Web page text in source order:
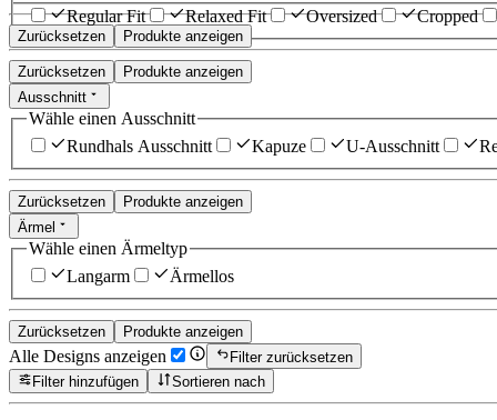
Zurücksetzen Produkte anzeigen
Regular Fit
Relaxed Fit Oversized Cropped
Zurücksetzen
Produkte anzeigen
Ausschnitt
Wähle einen Ausschnitt
Rundhals Ausschnitt
Kapuze U-Ausschnitt
Zurücksetzen
Produkte anzeigen
Ärmel
Wähle einen Ärmeltyp
Langarm
Ärmellos
Zurücksetzen Produkte anzeigen
Alle Designs anzeigen
Filter zurücksetzen
Filter hinzufügen
Sortieren nach